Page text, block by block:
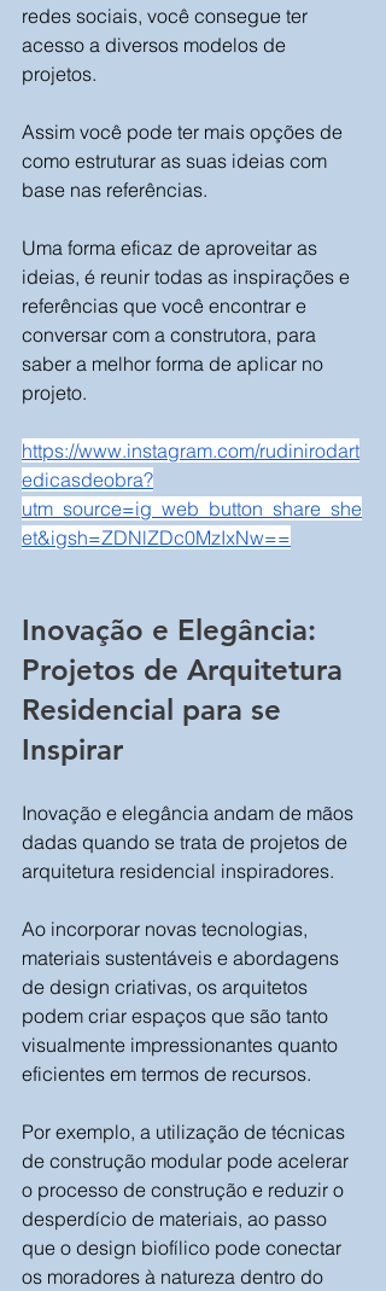
redes sociais, você consegue ter
acesso a diversos modelos de
projetos.
Assim você pode ter mais opções de
como estruturar as suas ideias com
base nas referências.
Uma forma eficaz de aproveitar as
ideias, é reunir todas as inspirações e
referências que você encontrar e
conversar com a construtora, para
saber a melhor forma de aplicar no
projeto.
https://www.instagram.com/rudinirodart
edicasdeobra?
utm_source=ig_web_button_share_she
et&igsh=ZDNlZDc0MzIxNw==
Inovação e Elegância:
Projetos de Arquitetura
Residencial para se
Inspirar
Inovação e elegância andam de mãos
dadas quando se trata de projetos de
arquitetura residencial inspiradores.
Ao incorporar novas tecnologias,
materiais sustentáveis e abordagens
de design criativas, os arquitetos
podem criar espaços que são tanto
visualmente impressionantes quanto
eficientes em termos de recursos.
Por exemplo, a utilização de técnicas
de construção modular pode acelerar
o processo de construção e reduzir o
desperdício de materiais, ao passo
que o design biofílico pode conectar
os moradores à natureza dentro do